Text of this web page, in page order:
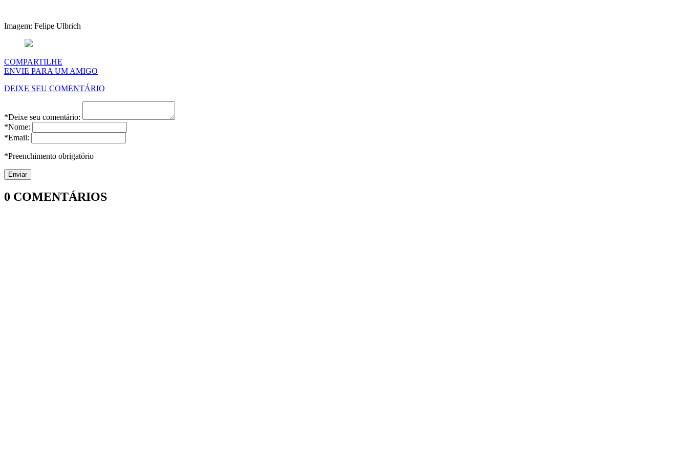
Imagem: Felipe Ulbrich
COMPARTILHE
ENVIE PARA UM AMIGO
DEIXE SEU COMENTÁRIO
*Deixe seu comentário:
*Nome:
*Email:
*Preenchimento obrigatório
0 COMENTÁRIOS